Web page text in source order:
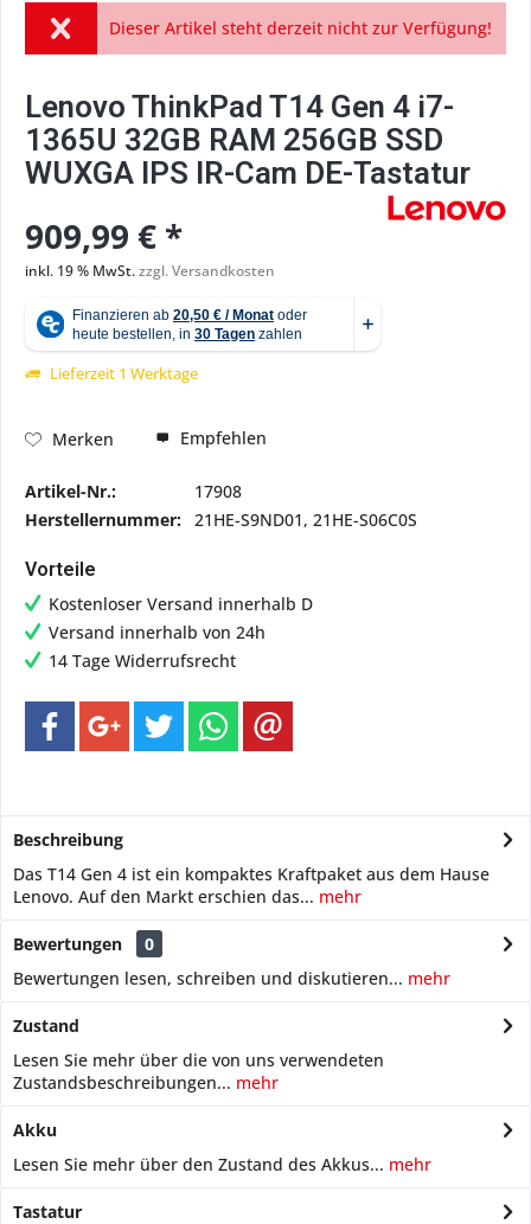
Dieser Artikel steht derzeit nicht zur Verfügung!
Lenovo ThinkPad T14 Gen 4 i7-
1365U 32GB RAM 256GB SSD
WUXGA IPS IR-Cam DE-Tastatur
909,99 € *
inkl. 19 % MwSt.zzgl. Versandkosten
Lieferzeit 1 Werktage
Merken Empfehlen
Artikel-Nr.:
17908
Herstellernummer: 21HE-S9ND01, 21HE-S06C0S
Vorteile
Kostenloser Versand innerhalb D
Versand innerhalb von 24h
14 Tage Widerrufsrecht
Beschreibung
Das T14 Gen 4 ist ein kompaktes Kraftpaket aus dem Hause
Lenovo. Auf den Markt erschien das... mehr
Bewertungen
0
Bewertungen lesen, schreiben und diskutieren... mehr
Zustand
Lesen Sie mehr über die von uns verwendeten
Zustandsbeschreibungen... mehr
Akku
Lesen Sie mehr über den Zustand des Akkus... mehr
Tastatur